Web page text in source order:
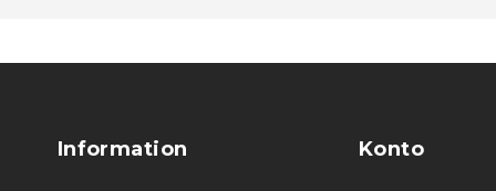
Information Konto